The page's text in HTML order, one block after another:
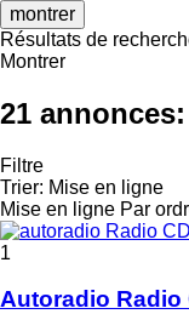
montrer
Résultats de
Montrer
21 annonces:
Filtre
Trier: Mise en ligne
Mise en ligne Par
1
Autoradio Radio